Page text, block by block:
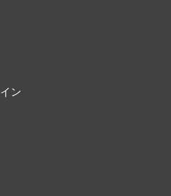
ン